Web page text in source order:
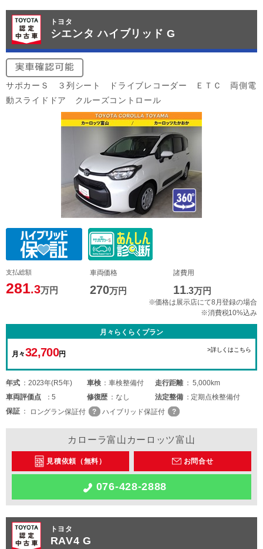
トヨタ
シエンタ ハイブリッド G
サポカーＳ ３列シート ドライブレコーダー ＥＴＣ 両側電
動スライドドア クルーズコントロール
支払総額
281.3万円
車両価格
270万円
諸費用
11.3万円
※価格は展示店にて8月登録の場合
※消費税10%込み
月々らくらくプラン
月々32,700円
>詳しくはこちら
年式 2023年(R5年) 車検 車検整備付 走行距離
5,000km
車両評価点 5 修復歴 なし 法定整備
定期点検整備付
保証
ロングラン保証付 ハイブリッド保証付
カローラ富山カーロッツ富山
見積依頼（無料） お問合せ
076-428-2888
トヨタ
RAV4 G